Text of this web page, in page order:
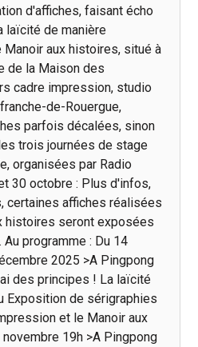
d'affiches, faisant écho
laïcité de manière
Manoir aux histoires, situé à
de la Maison des
cadre impression, studio
de-Rouergue,
parfois décalées, sinon
trois journées de stage
organisées par Radio
30 octobre : Plus d'infos,
certaines affiches réalisées
histoires seront exposées
programme : Du 14
2025 >A Pingpong
des principes ! La laïcité
Exposition de sérigraphies
et le Manoir aux
19h >A Pingpong